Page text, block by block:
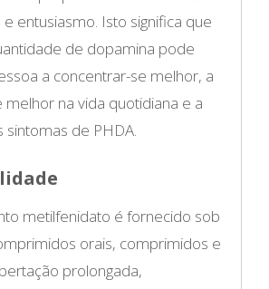
entusiasmo. Isto significa que
de dopamina pode
a concentrar-se melhor, a
melhor na vida quotidiana e a
sintomas de PHDA.
metilfenidato é fornecido sob
orais, comprimidos e
prolongada,